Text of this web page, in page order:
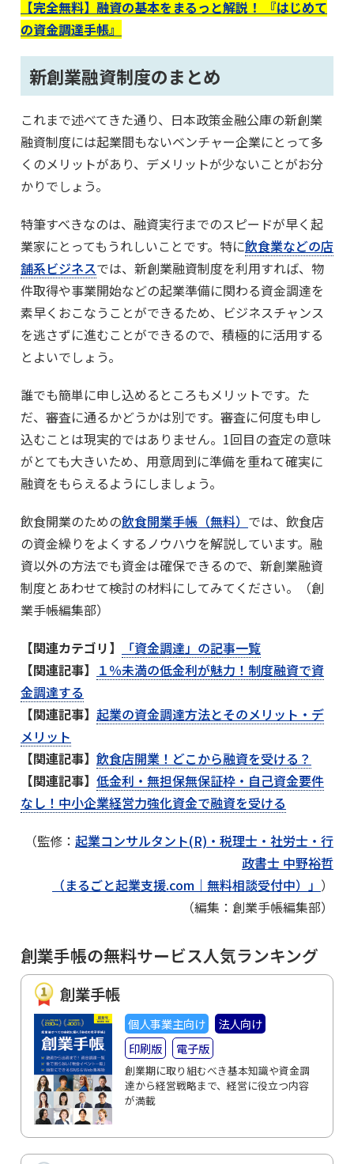
【完全無料】融資の基本をまるっと解説！ 『はじめて
の資金調達手帳』
新創業融資制度のまとめ
これまで述べてきた通り、日本政策金融公庫の新創業
融資制度には起業間もないベンチャー企業にとって多
くのメリットがあり、デメリットが少ないことがお分
かりでしょう。
特筆すべきなのは、融資実行までのスピードが早く起
業家にとってもうれしいことです。特に飲食業などの店
舗系ビジネスでは、新創業融資制度を利用すれば、物
件取得や事業開始などの起業準備に関わる資金調達を
素早くおこなうことができるため、ビジネスチャンス
を逃さずに進むことができるので、積極的に活用する
とよいでしょう。
誰でも簡単に申し込めるところもメリットです。た
だ、審査に通るかどうかは別です。審査に何度も申し
込むことは現実的ではありません。1回目の査定の意味
がとても大きいため、用意周到に準備を重ねて確実に
融資をもらえるようにしましょう。
飲食開業のための飲食開業手帳（無料） では、飲食店
の資金繰りをよくするノウハウを解説しています。融
資以外の方法でも資金は確保できるので、新創業融資
制度とあわせて検討の材料にしてみてください。（創
業手帳編集部）
【関連カテゴリ】
「資金調達」の記事一覧
【関連記事】 １％未満の低金利が魅力！制度融資で資
金調達する
【関連記事】 起業の資金調達方法とそのメリット・デ
メリット
【関連記事】 飲食店開業！どこから融資を受ける？
【関連記事】 低金利・無担保無保証枠・自己資金要件
なし！中小企業経営力強化資金で融資を受ける
（監修： 起業コンサルタント(R)・税理士・社労士・行
政書士 中野裕哲
（まるごと起業支援.com｜無料相談受付中）」 ）
（編集：創業手帳編集部）
創業手帳の無料サービス人気ランキング
創業手帳
個人事業主向け
法人向け
印刷版
電子版
創業期に取り組むべき基本知識や資金調
達から経営戦略まで、経営に役立つ内容
が満載